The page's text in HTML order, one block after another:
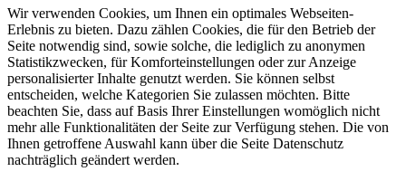
Wir verwenden Cookies, um Ihnen ein optimales Webseiten-
Erlebnis zu bieten. Dazu zählen Cookies, die für den Betrieb der
Seite notwendig sind, sowie solche, die lediglich zu anonymen
Statistikzwecken, für Komforteinstellungen oder zur Anzeige
personalisierter Inhalte genutzt werden. Sie können selbst
entscheiden, welche Kategorien Sie zulassen möchten. Bitte
beachten Sie, dass auf Basis Ihrer Einstellungen womöglich nicht
mehr alle Funktionalitäten der Seite zur Verfügung stehen. Die von
Ihnen getroffene Auswahl kann über die Seite Datenschutz
nachträglich geändert werden.